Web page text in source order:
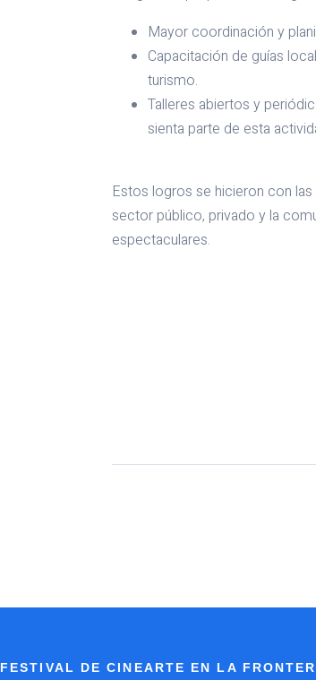
Mayor coordinación y
Capacitación de guías
turismo.
Talleres abiertos y
sienta parte de esta
Estos logros se hicieron con
sector público, privado y la
espectaculares.
FESTIVAL DE CINEARTE EN LA